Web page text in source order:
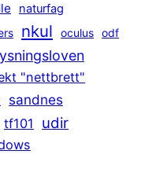
naturfag
nkul oculus odf
"nettbrett"
sandnes
tf101 udir